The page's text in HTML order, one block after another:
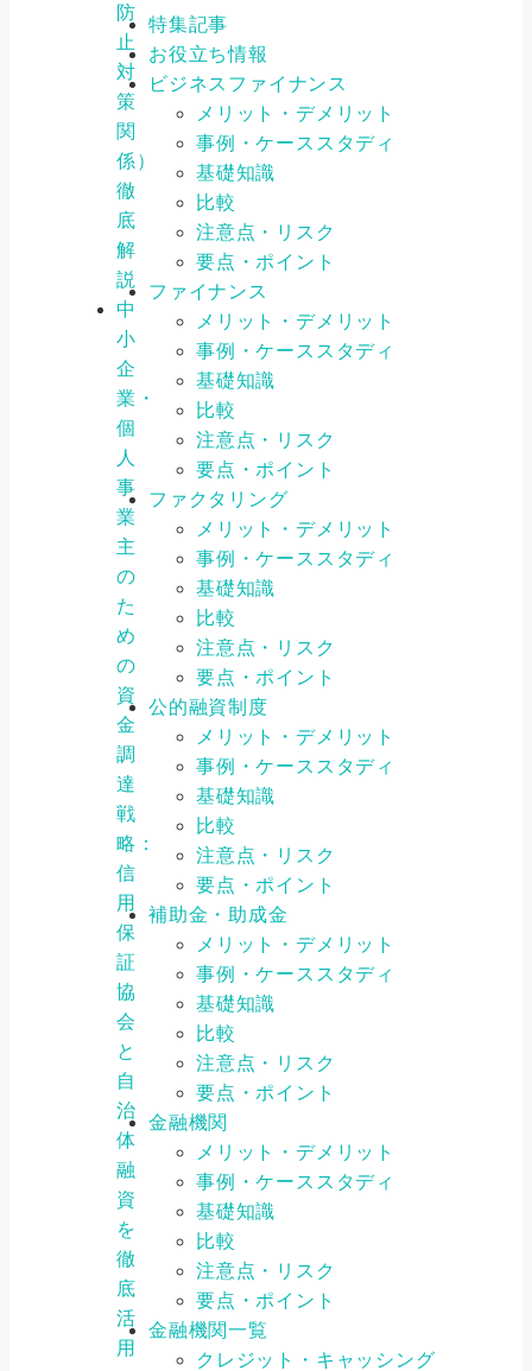
防
止
対
策
関
係）
徹
底
解
説
中
小
企
業・
個
人
事
業
主
の
た
め
の
資
金
調
達
戦
略：
信
用
保
証
協
会
と
自
治
体
融
資
を
徹
底
活
用
特集記事
お役立ち情報
ビジネスファイナンス
メリット・デメリット
事例・ケーススタディ
基礎知識
比較
注意点・リスク
要点・ポイント
ファイナンス
メリット・デメリット
事例・ケーススタディ
基礎知識
比較
注意点・リスク
要点・ポイント
ファクタリング
メリット・デメリット
事例・ケーススタディ
基礎知識
比較
注意点・リスク
要点・ポイント
公的融資制度
メリット・デメリット
事例・ケーススタディ
基礎知識
比較
注意点・リスク
要点・ポイント
補助金・助成金
メリット・デメリット
事例・ケーススタディ
基礎知識
比較
注意点・リスク
要点・ポイント
金融機関
メリット・デメリット
事例・ケーススタディ
基礎知識
比較
注意点・リスク
要点・ポイント
金融機関一覧
クレジット・キャッシング